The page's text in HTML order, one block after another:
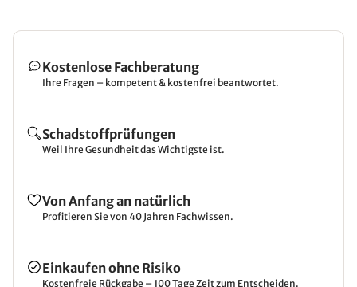
Kostenlose Fachberatung
Ihre Fragen – kompetent & kostenfrei beantwortet.
Schadstoffprüfungen
Weil Ihre Gesundheit das Wichtigste ist.
Von Anfang an natürlich
Profitieren Sie von 40 Jahren Fachwissen.
Einkaufen ohne Risiko
Kostenfreie Rückgabe – 100 Tage Zeit zum Entscheiden.